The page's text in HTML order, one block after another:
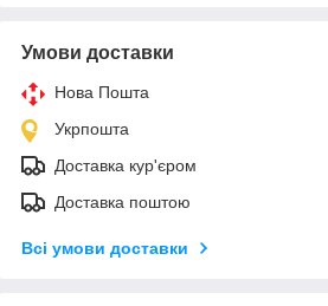
Умови доставки
Нова Пошта
Укрпошта
Доставка кур'єром
Доставка поштою
Всі умови доставки